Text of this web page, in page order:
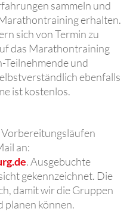
sammeln und
erhalten.
sich von Termin zu
das Marathontraining
Teilnehmende und
ebenfalls
ist kostenlos.
Vorbereitungsläufen
an:
. Ausgebuchte
gekennzeichnet. Die
damit wir die Gruppen
planen können.